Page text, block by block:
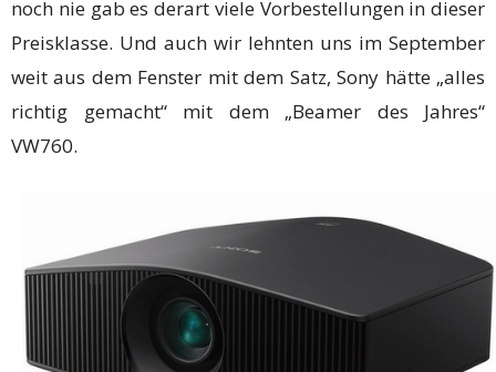
noch nie gab es derart viele Vorbestellungen in dieser
Preisklasse. Und auch wir lehnten uns im September
weit aus dem Fenster mit dem Satz, Sony hätte „alles
richtig gemacht“ mit dem „Beamer des Jahres“
VW760.